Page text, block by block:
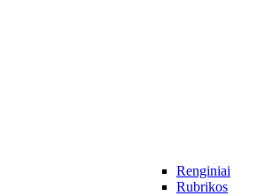
Renginiai
Rubrikos